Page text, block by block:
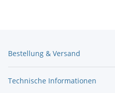
Bestellung & Versand
Technische Informationen